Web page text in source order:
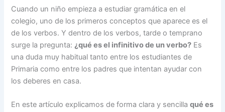
Cuando un niño empieza a estudiar gramática en el
colegio, uno de los primeros conceptos que aparece es el
de los verbos. Y dentro de los verbos, tarde o temprano
surge la pregunta: ¿qué es el infinitivo de un verbo? Es
una duda muy habitual tanto entre los estudiantes de
Primaria como entre los padres que intentan ayudar con
los deberes en casa.
En este artículo explicamos de forma clara y sencillaqué es